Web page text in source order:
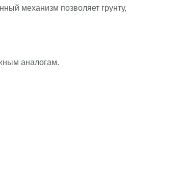
механизм позволяет грунту,
аналогам.